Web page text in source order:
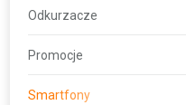
Odkurzacze
Promocje
Smartfony